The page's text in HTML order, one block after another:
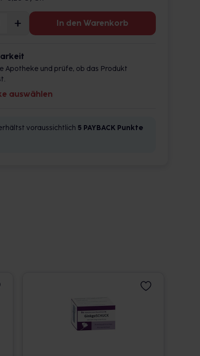
In den Warenkorb
Apotheke und prüfe, ob das Produkt
auswählen
voraussichtlich 5 PAYBACK Punkte